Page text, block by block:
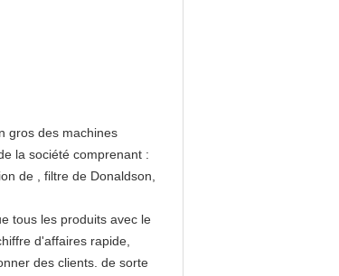
gros des machines
la société comprenant :
de , filtre de Donaldson,
tous les produits avec le
d'affaires rapide,
des clients. de sorte